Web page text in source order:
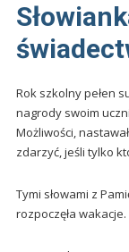
Rok szkolny pełen
nagrody swoim
Możliwości,
zdarzyć, jeśli tylko
Tymi słowami z
rozpoczęła wakacje.